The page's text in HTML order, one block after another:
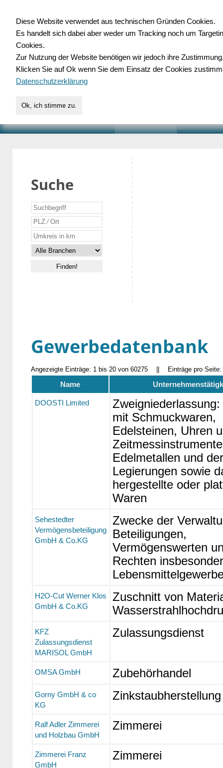
für Handwerk,
Suche
Gewerbedatenbank
Angezeigte Einträge: 1 bis 20 von 60275 Einträge pro Seite:
Name
DOOSTI Limited
Zweigniederlassung:
mit Schmuckwaren,
Edelsteinen, Uhren
Edelmetallen und
Legierungen sowie
hergestellte oder
Waren
Sehestedter
Vermögensbeteiligung
GmbH & Co.KG
Zwecke der
Beteiligungen,
Vermögenswerten
Rechten
H2O-Cut Werner Klos
GmbH & Co.KG
Zuschnitt von
KFZ
Zulassungsdienst
MARISOL GmbH
Zulassungsdienst
OMSA GmbH Zubehörhandel
Gorny GmbH & co
KG
Zinkstaubherstellung
Ralf Adler Zimmerei
und Holzbau GmbH
Zimmerei
Zimmerei Franz
GmbH
Zimmerei
Diese Website verwendet aus technischen Gründen Cookies.
Es handelt sich dabei aber weder um Tracking noch um
Cookies.
Zur Nutzung der Website benötigen wir jedoch ihre
Klicken Sie auf Ok wenn Sie dem Einsatz der Cookies
Datenschutzerklärung
Ok, ich stimme zu.